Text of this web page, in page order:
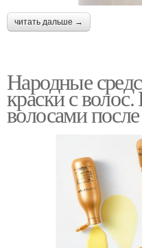
читать дальше →
Народные
краски с
волосами